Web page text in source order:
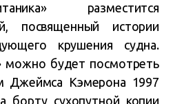
разместится
посвященный истории
крушения судна.
можно будет посмотреть
Джеймса Кэмерона 1997
борту сухопутной копии